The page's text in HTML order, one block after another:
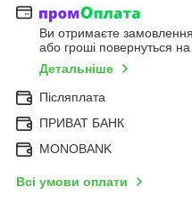
Ви отримаєте замовлення
або гроші повернуться
Детальніше
Післяплата
ПРИВАТ БАНК
MONOBANK
Всі умови оплати